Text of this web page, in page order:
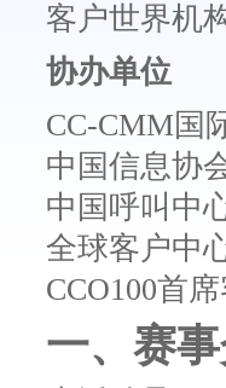
客户世界机
协办单位
CC-CMM国
中国信息协
中国呼叫中
全球客户中
CCO100首
一、赛